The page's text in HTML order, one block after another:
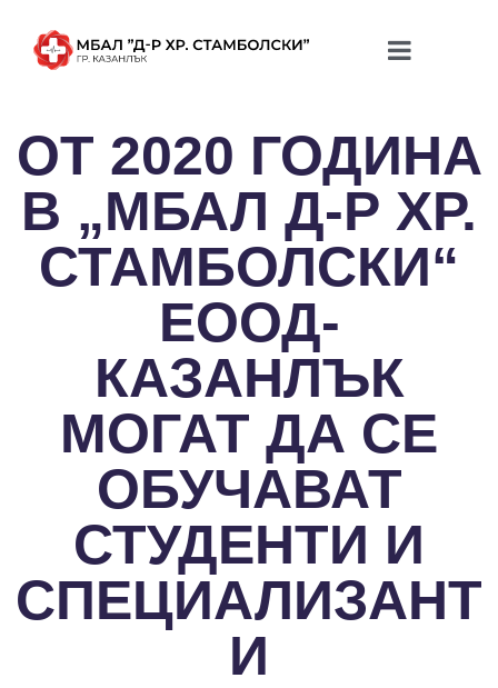
ОТ 2020 ГОДИНА
В „МБАЛ Д-Р ХР.
СТАМБОЛСКИ“
ЕООД-
КАЗАНЛЪК
МОГАТ ДА СЕ
ОБУЧАВАТ
СТУДЕНТИ И
СПЕЦИАЛИЗАНТ
И